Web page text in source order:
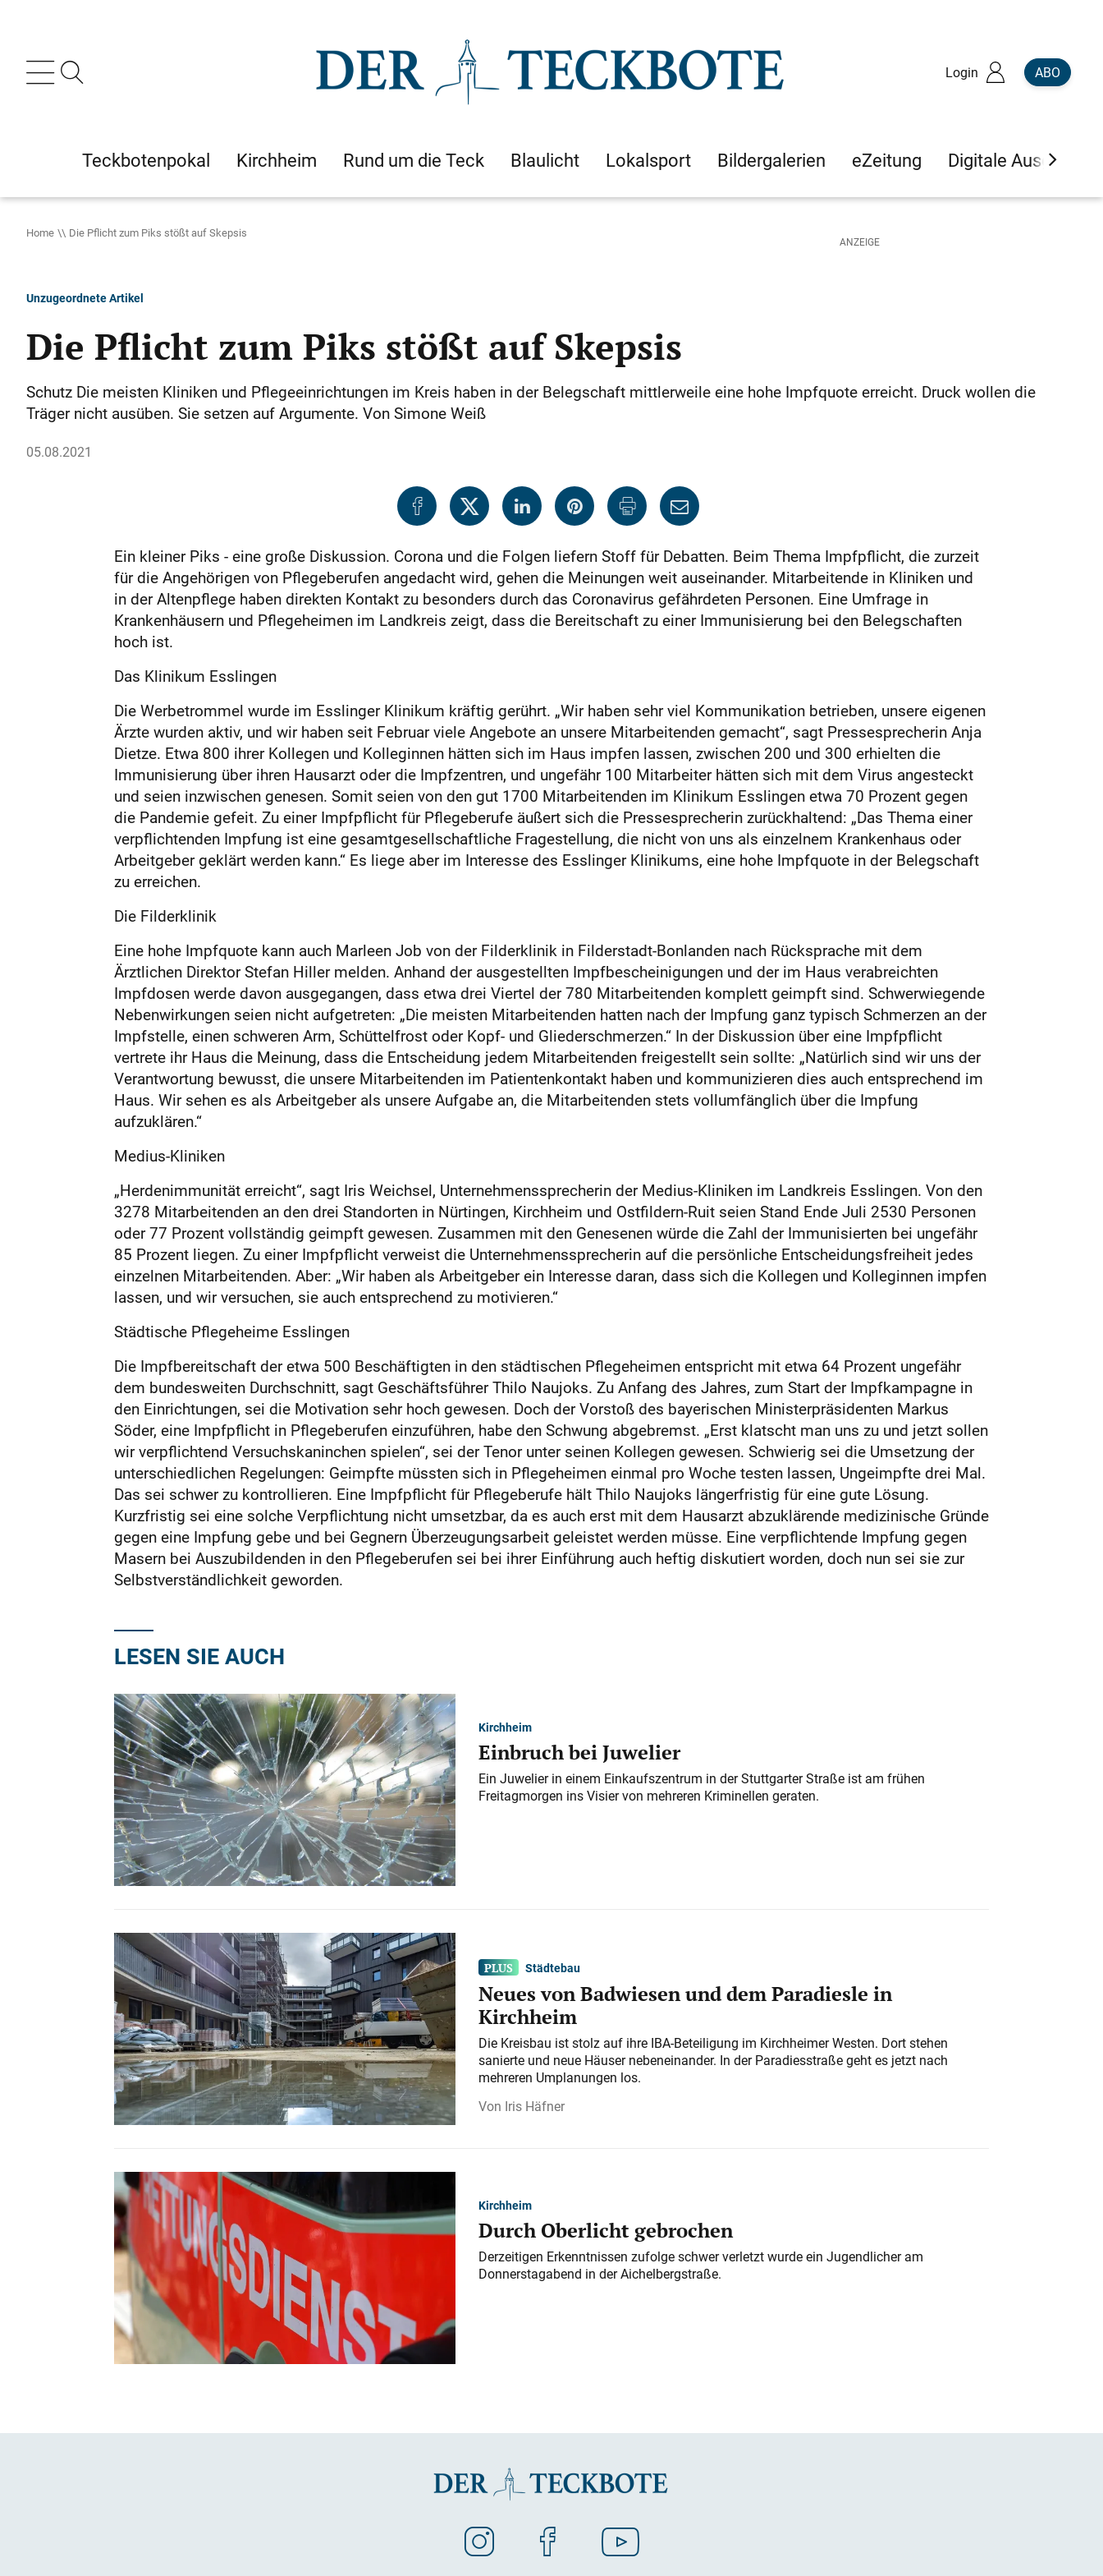
Login ABO
Teckbotenpokal Kirchheim Rund um die Teck Blaulicht Lokalsport Bildergalerien eZeitung Digitale Ausgaben
Home Die Pflicht zum Piks stößt auf Skepsis
Unzugeordnete Artikel
Die Pflicht zum Piks stößt auf Skepsis
Schutz Die meisten Kliniken und Pflegeeinrichtungen im Kreis haben in der Belegschaft mittlerweile eine hohe Impfquote erreicht. Druck wollen die
Träger nicht ausüben. Sie setzen auf Argumente. Von Simone Weiß
05.08.2021
Ein kleiner Piks - eine große Diskussion. Corona und die Folgen liefern Stoff für Debatten. Beim Thema Impfpflicht, die zurzeit
für die Angehörigen von Pflegeberufen angedacht wird, gehen die Meinungen weit auseinander. Mitarbeitende in Kliniken und
in der Altenpflege haben direkten Kontakt zu besonders durch das Coronavirus gefährdeten Personen. Eine Umfrage in
Krankenhäusern und Pflegeheimen im Landkreis zeigt, dass die Bereitschaft zu einer Immunisierung bei den Belegschaften
hoch ist.
Das Klinikum Esslingen
Die Werbetrommel wurde im Esslinger Klinikum kräftig gerührt. „Wir haben sehr viel Kommunikation betrieben, unsere eigenen
Ärzte wurden aktiv, und wir haben seit Februar viele Angebote an unsere Mitarbeitenden gemacht“, sagt Pressesprecherin Anja
Dietze. Etwa 800 ihrer Kollegen und Kolleginnen hätten sich im Haus impfen lassen, zwischen 200 und 300 erhielten die
Immunisierung über ihren Hausarzt oder die Impfzentren, und ungefähr 100 Mitarbeiter hätten sich mit dem Virus angesteckt
und seien inzwischen genesen. Somit seien von den gut 1700 Mitarbeitenden im Klinikum Esslingen etwa 70 Prozent gegen
die Pandemie gefeit. Zu einer Impfpflicht für Pflegeberufe äußert sich die Pressesprecherin zurückhaltend: „Das Thema einer
verpflichtenden Impfung ist eine gesamtgesellschaftliche Fragestellung, die nicht von uns als einzelnem Krankenhaus oder
Arbeitgeber geklärt werden kann.“ Es liege aber im Interesse des Esslinger Klinikums, eine hohe Impfquote in der Belegschaft
zu erreichen.
Die Filderklinik
Eine hohe Impfquote kann auch Marleen Job von der Filderklinik in Filderstadt-Bonlanden nach Rücksprache mit dem
Ärztlichen Direktor Stefan Hiller melden. Anhand der ausgestellten Impfbescheinigungen und der im Haus verabreichten
Impfdosen werde davon ausgegangen, dass etwa drei Viertel der 780 Mitarbeitenden komplett geimpft sind. Schwerwiegende
Nebenwirkungen seien nicht aufgetreten: „Die meisten Mitarbeitenden hatten nach der Impfung ganz typisch Schmerzen an der
Impfstelle, einen schweren Arm, Schüttelfrost oder Kopf- und Gliederschmerzen.“ In der Diskussion über eine Impfpflicht
vertrete ihr Haus die Meinung, dass die Entscheidung jedem Mitarbeitenden freigestellt sein sollte: „Natürlich sind wir uns der
Verantwortung bewusst, die unsere Mitarbeitenden im Patientenkontakt haben und kommunizieren dies auch entsprechend im
Haus. Wir sehen es als Arbeitgeber als unsere Aufgabe an, die Mitarbeitenden stets vollumfänglich über die Impfung
aufzuklären.“
Medius-Kliniken
„Herdenimmunität erreicht“, sagt Iris Weichsel, Unternehmenssprecherin der Medius-Kliniken im Landkreis Esslingen. Von den
3278 Mitarbeitenden an den drei Standorten in Nürtingen, Kirchheim und Ostfildern-Ruit seien Stand Ende Juli 2530 Personen
oder 77 Prozent vollständig geimpft gewesen. Zusammen mit den Genesenen würde die Zahl der Immunisierten bei ungefähr
85 Prozent liegen. Zu einer Impfpflicht verweist die Unternehmenssprecherin auf die persönliche Entscheidungsfreiheit jedes
einzelnen Mitarbeitenden. Aber: „Wir haben als Arbeitgeber ein Interesse daran, dass sich die Kollegen und Kolleginnen impfen
lassen, und wir versuchen, sie auch entsprechend zu motivieren.“
Städtische Pflegeheime Esslingen
Die Impfbereitschaft der etwa 500 Beschäftigten in den städtischen Pflegeheimen entspricht mit etwa 64 Prozent ungefähr
dem bundesweiten Durchschnitt, sagt Geschäftsführer Thilo Naujoks. Zu Anfang des Jahres, zum Start der Impfkampagne in
den Einrichtungen, sei die Motivation sehr hoch gewesen. Doch der Vorstoß des bayerischen Ministerpräsidenten Markus
Söder, eine Impfpflicht in Pflegeberufen einzuführen, habe den Schwung abgebremst. „Erst klatscht man uns zu und jetzt sollen
wir verpflichtend Versuchskaninchen spielen“, sei der Tenor unter seinen Kollegen gewesen. Schwierig sei die Umsetzung der
unterschiedlichen Regelungen: Geimpfte müssten sich in Pflegeheimen einmal pro Woche testen lassen, Ungeimpfte drei Mal.
Das sei schwer zu kontrollieren. Eine Impfpflicht für Pflegeberufe hält Thilo Naujoks längerfristig für eine gute Lösung.
Kurzfristig sei eine solche Verpflichtung nicht umsetzbar, da es auch erst mit dem Hausarzt abzuklärende medizinische Gründe
gegen eine Impfung gebe und bei Gegnern Überzeugungsarbeit geleistet werden müsse. Eine verpflichtende Impfung gegen
Masern bei Auszubildenden in den Pflegeberufen sei bei ihrer Einführung auch heftig diskutiert worden, doch nun sei sie zur
Selbstverständlichkeit geworden.
LESEN SIE AUCH
Kirchheim
Einbruch bei Juwelier
Ein Juwelier in einem Einkaufszentrum in der Stuttgarter Straße ist am frühen
Freitagmorgen ins Visier von mehreren Kriminellen geraten.
Städtebau
Neues von Badwiesen und dem Paradiesle in
Kirchheim
Die Kreisbau ist stolz auf ihre IBA-Beteiligung im Kirchheimer Westen. Dort stehen
sanierte und neue Häuser nebeneinander. In der Paradiesstraße geht es jetzt nach
mehreren Umplanungen los.
Iris Häfner
Kirchheim
Durch Oberlicht gebrochen
Derzeitigen Erkenntnissen zufolge schwer verletzt wurde ein Jugendlicher am
Donnerstagabend in der Aichelbergstraße.